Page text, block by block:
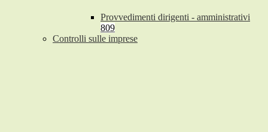
Provvedimenti dirigenti - amministrativi
809
Controlli sulle imprese